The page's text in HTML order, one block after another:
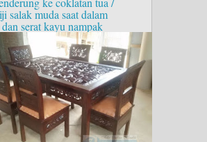
salak muda saat dalam
serat kayu nampak